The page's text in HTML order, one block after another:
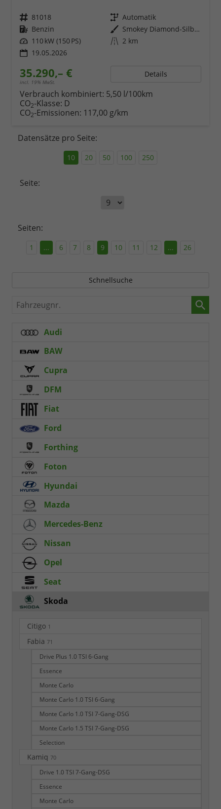
Fahrzeugnr. 81018 Getriebe Automatik
Kraftstoff Benzin Außenfarbe
Smokey Diamond-Silber Metallic
Leistung 110 kW (150 PS) Kilometerstand 2 km
19.05.2026
35.290,– €
incl. 19% MwSt.
Details
Verbrauch kombiniert: 5,50 l/100km
CO2-Klasse: D
CO2-Emissionen: 117,00 g/km
Datensätze pro Seite:
10 20 50 100 250
Seite:
Seiten:
1 ... 6 7 8 9 10 11 12 ... 26
Schnellsuche
Fahrzeugnr.
Audi
BAW
Cupra
DFM
Fiat
Ford
Forthing
Foton
Hyundai
Mazda
Mercedes-Benz
Nissan
Opel
Seat
Skoda
Citigo 1
Fabia 71
Drive Plus 1.0 TSI 6-Gang
Essence
Monte Carlo
Monte Carlo 1.0 TSI 6-Gang
Monte Carlo 1.0 TSI 7-Gang-DSG
Monte Carlo 1.5 TSI 7-Gang-DSG
Selection
Kamiq 70
Drive 1.0 TSI 7-Gang-DSG
Essence
Monte Carlo